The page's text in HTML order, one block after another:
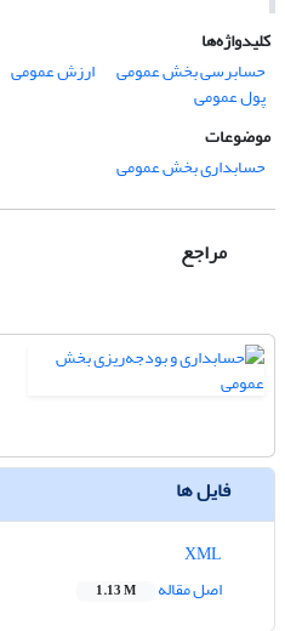
کلیدواژه‌ها
حسابرسی بخش عمومی
ارزش عمومی
پول عمومی
موضوعات
حسابداری بخش عمومی
مراجع
فایل ها
اصل مقاله
1.13 M